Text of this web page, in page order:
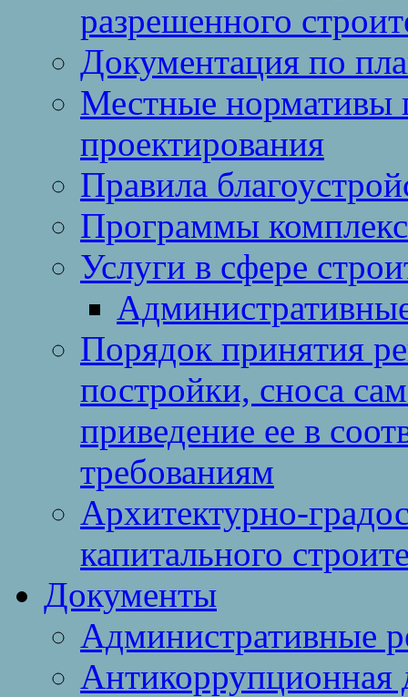
разрешенного
Документация по
Местные нормативы
проектирования
Правила
Программы
Услуги в сфере
Порядок принятия
постройки, сноса
приведение ее в
требованиям
Архитектурно-
капитального
Документы
Административные
Антикоррупционная